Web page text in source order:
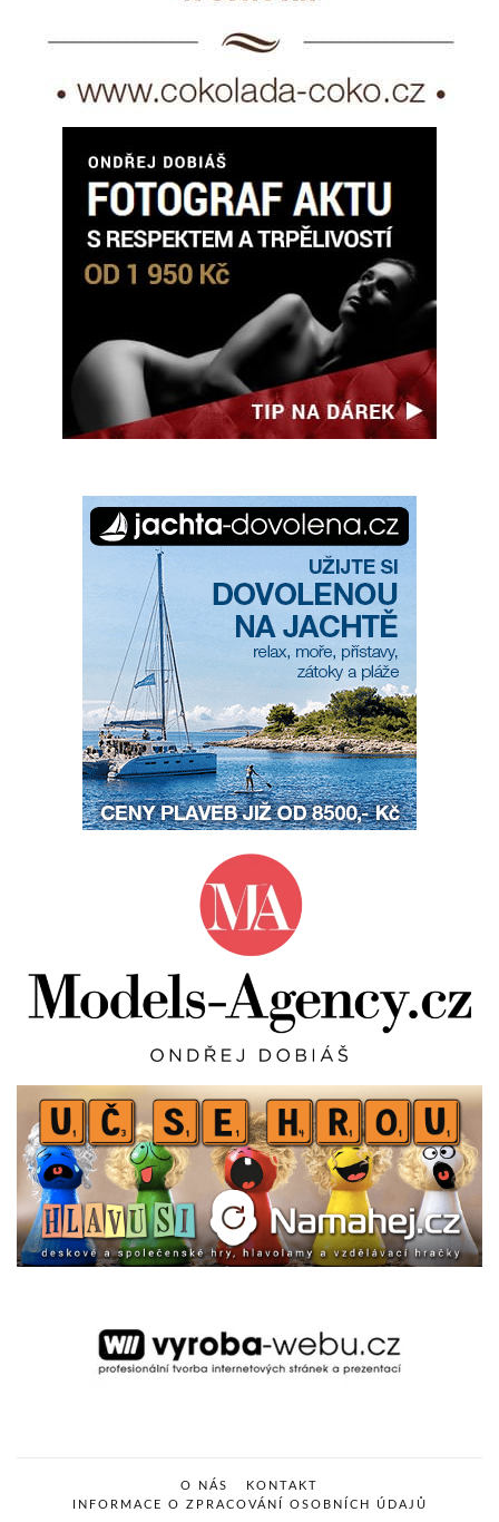
O NÁS
KONTAKT
INFORMACE O ZPRACOVÁNÍ OSOBNÍCH ÚDAJŮ